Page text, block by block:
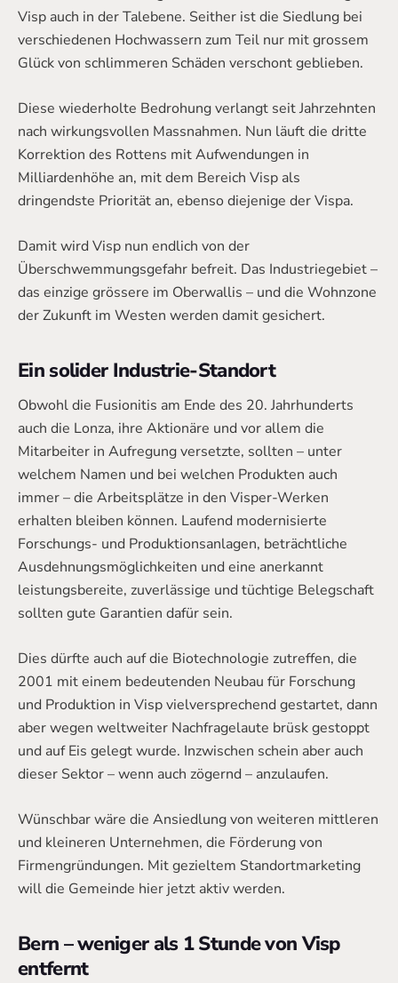
Visp auch in der Talebene. Seither ist die Siedlung bei
verschiedenen Hochwassern zum Teil nur mit grossem
Glück von schlimmeren Schäden verschont geblieben.
Diese wiederholte Bedrohung verlangt seit Jahrzehnten
nach wirkungsvollen Massnahmen. Nun läuft die dritte
Korrektion des Rottens mit Aufwendungen in
Milliardenhöhe an, mit dem Bereich Visp als
dringendste Priorität an, ebenso diejenige der Vispa.
Damit wird Visp nun endlich von der
Überschwemmungsgefahr befreit. Das Industriegebiet –
das einzige grössere im Oberwallis – und die Wohnzone
der Zukunft im Westen werden damit gesichert.
Ein solider Industrie-Standort
Obwohl die Fusionitis am Ende des 20. Jahrhunderts
auch die Lonza, ihre Aktionäre und vor allem die
Mitarbeiter in Aufregung versetzte, sollten – unter
welchem Namen und bei welchen Produkten auch
immer – die Arbeitsplätze in den Visper-Werken
erhalten bleiben können. Laufend modernisierte
Forschungs- und Produktionsanlagen, beträchtliche
Ausdehnungsmöglichkeiten und eine anerkannt
leistungsbereite, zuverlässige und tüchtige Belegschaft
sollten gute Garantien dafür sein.
Dies dürfte auch auf die Biotechnologie zutreffen, die
2001 mit einem bedeutenden Neubau für Forschung
und Produktion in Visp vielversprechend gestartet, dann
aber wegen weltweiter Nachfragelaute brüsk gestoppt
und auf Eis gelegt wurde. Inzwischen schein aber auch
dieser Sektor – wenn auch zögernd – anzulaufen.
Wünschbar wäre die Ansiedlung von weiteren mittleren
und kleineren Unternehmen, die Förderung von
Firmengründungen. Mit gezieltem Standortmarketing
will die Gemeinde hier jetzt aktiv werden.
Bern – weniger als 1 Stunde von Visp
entfernt